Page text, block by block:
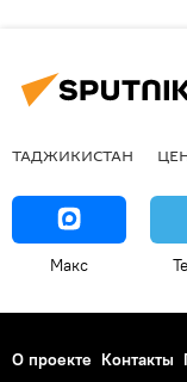
ТАДЖИКИСТАН
Макс
О проекте Контакты